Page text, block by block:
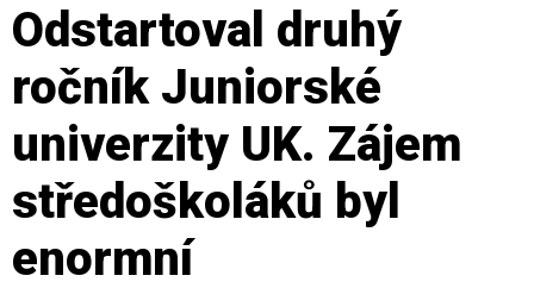
Odstartoval druhý
ročník Juniorské
univerzity UK. Zájem
středoškoláků byl
enormní